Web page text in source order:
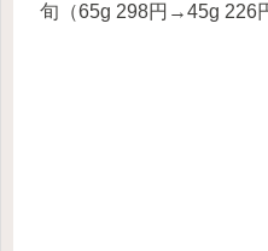
旬（65g 298円→45g 226